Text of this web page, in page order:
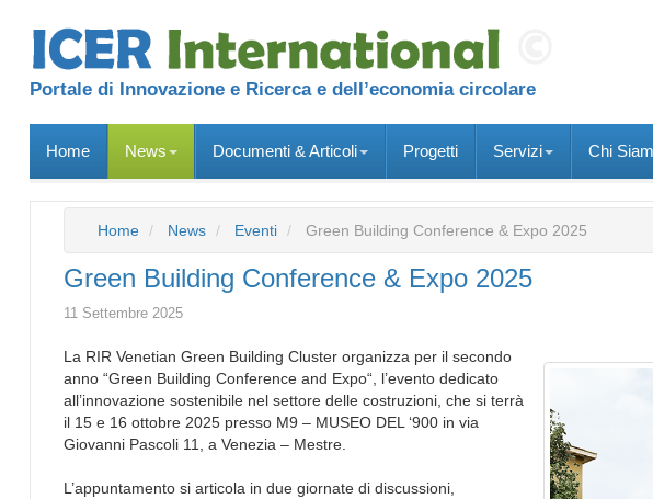
Portale di Innovazione e Ricerca e dell’economia circolare
Home News Documenti & Articoli Progetti Servizi Chi
Home News Eventi Green Building Conference & Expo 2025
Green Building Conference & Expo 2025
11 Settembre 2025
La RIR Venetian Green Building Cluster organizza per il secondo
anno “Green Building Conference and Expo“, l’evento dedicato
all’innovazione sostenibile nel settore delle costruzioni, che si terrà
il 15 e 16 ottobre 2025 presso M9 – MUSEO DEL ‘900 in via
Giovanni Pascoli 11, a Venezia – Mestre.
L’appuntamento si articola in due giornate di discussioni,